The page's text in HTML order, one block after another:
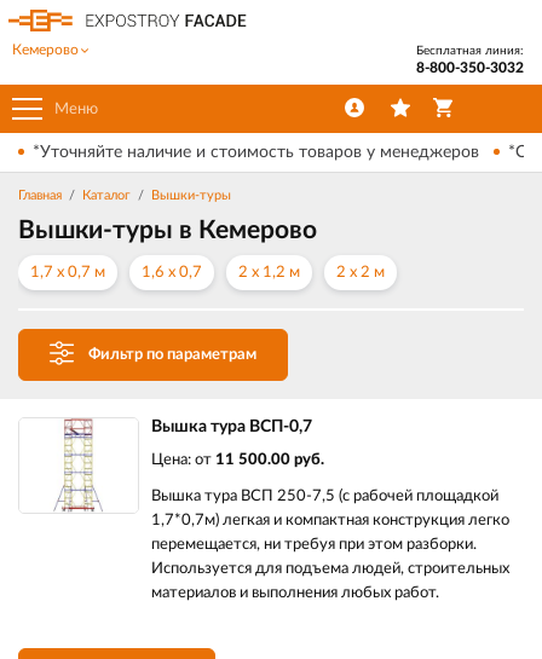
Меню
Кемерово Бесплатная линия:
8-800-350-3032
*Уточняйте наличие и стоимость товаров у менеджеров
Главная Каталог Вышки-туры
Вышки-туры в Кемерово
1,7 х 0,7 м 1,6 х 0,7 2 х 1,2 м 2 х 2 м
Фильтр по параметрам
Вышка тура ВСП-0,7
Цена: от 11 500.00 руб.
Вышка тура ВСП 250-7,5 (с рабочей площадкой
1,7*0,7м) легкая и компактная конструкция легко
перемещается, ни требуя при этом разборки.
Используется для подъема людей, строительных
материалов и выполнения любых работ.